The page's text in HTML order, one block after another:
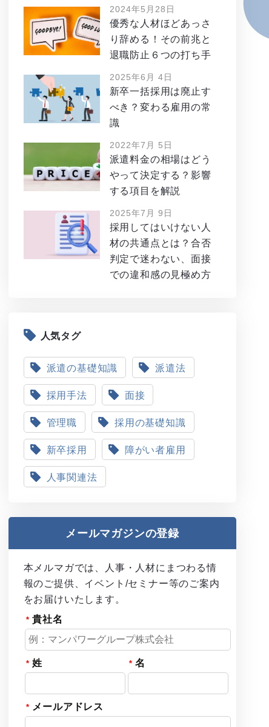
2024年5月28日
優秀な人材ほどあっさ
り辞める！その前兆と
退職防止６つの打ち手
2025年6月 4日
新卒一括採用は廃止す
べき？変わる雇用の常
識
2022年7月 5日
派遣料金の相場はどう
やって決定する？影響
する項目を解説
2025年7月 9日
採用してはいけない人
材の共通点とは？合否
判定で迷わない、面接
での違和感の見極め方
人気タグ
派遣の基礎知識 派遣法
採用手法 面接
管理職 採用の基礎知識
新卒採用 障がい者雇用
人事関連法
メールマガジンの登録
本メルマガでは、人事・人材にまつわる情
報のご提供、イベント/セミナー等のご案内
をお届けいたします。
貴社名
姓 名
メールアドレス